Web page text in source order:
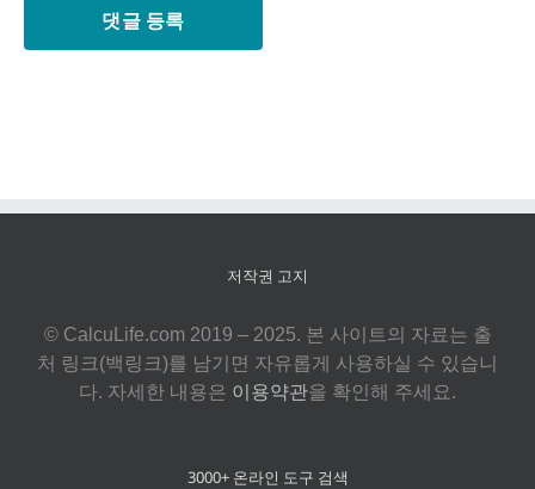
저작권 고지
© CalcuLife.com 2019 – 2025. 본 사이트의 자료는 출
처 링크(백링크)를 남기면 자유롭게 사용하실 수 있습니
다. 자세한 내용은 이용약관을 확인해 주세요.
3000+ 온라인 도구 검색